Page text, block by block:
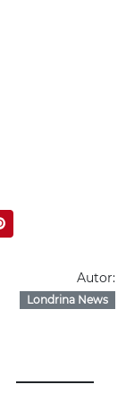
Autor:
Londrina News